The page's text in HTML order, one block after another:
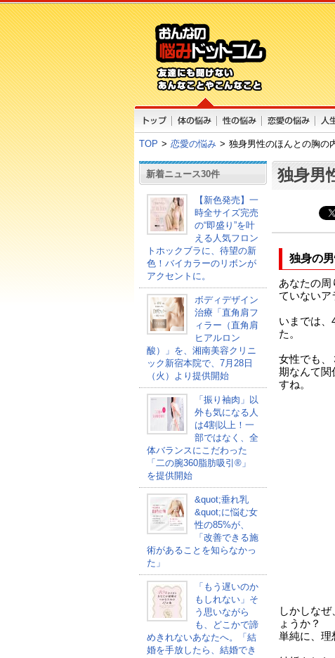
TOP > 恋愛の悩み > 独身男性のほんとの胸の
新着ニュース30件
【新色発売】一
時全サイズ完売
の“即盛り”を叶
える人気フロン
トホックブラに、待望の新
色！バイカラーのリボンが
アクセントに。
ボディデザイン
治療「直角肩フ
ィラー（直角肩
ヒアルロン
酸）」を、湘南美容クリニ
ック新宿本院で、7月28日
（火）より提供開始
「振り袖肉」以
外も気になる人
は4割以上！一
部ではなく、全
体バランスにこだわった
「二の腕360脂肪吸引®」
を提供開始
&quot;垂れ乳
&quot;に悩む女
性の85%が、
「改善できる施
術があることを知らなかっ
た」
「もう遅いのか
もしれない」そ
う思いながら
も、どこかで諦
めきれないあなたへ。「結
婚を手放したら、結婚でき
独身男
独身の
あなたの周
ていないア
いまでは、
た。
女性でも、
期なんて関
すね。
しかしな
ょうか？
単純に、理